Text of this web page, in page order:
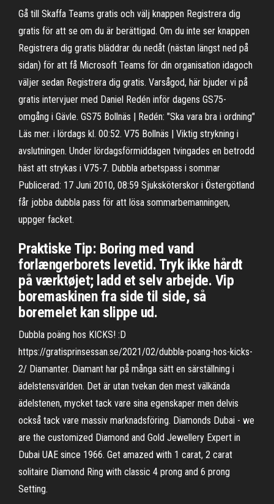
Gå till Skaffa Teams gratis och välj knappen Registrera dig
gratis för att se om du är berättigad. Om du inte ser knappen
Registrera dig gratis bläddrar du nedåt (nästan längst ned på
sidan) för att få Microsoft Teams för din organisation idagoch
väljer sedan Registrera dig gratis. Varsågod, här bjuder vi på
gratis intervjuer med Daniel Redén inför dagens GS75-
omgång i Gävle. GS75 Bollnäs | Redén: "Ska vara bra i ordning"
Läs mer. i lördags kl. 00:52. V75 Bollnäs | Viktig strykning i
avslutningen. Under lördagsförmiddagen tvingades en betrodd
häst att strykas i V75-7. Dubbla arbetspass i sommar
Publicerad: 17 Juni 2010, 08:59 Sjuksköterskor i Östergötland
får jobba dubbla pass för att lösa sommarbemanningen,
uppger facket.
Praktiske Tip: Boring med vand
forlængerborets levetid. Tryk ikke hårdt
på værktøjet; ladd et selv arbejde. Vip
boremaskinen fra side til side, så
boremelet kan slippe ud.
Dubbla poäng hos KICKS! :D
https://gratisprinsessan.se/2021/02/dubbla-poang-hos-kicks-
2/ Diamanter. Diamant har på många sätt en särställning i
ädelstensvärlden. Det är utan tvekan den mest välkända
ädelstenen, mycket tack vare sina egenskaper men delvis
också tack vare massiv marknadsföring. Diamonds Dubai - we
are the customized Diamond and Gold Jewellery Expert in
Dubai UAE since 1966. Get amazed with 1 carat, 2 carat
solitaire Diamond Ring with classic 4 prong and 6 prong
Setting.